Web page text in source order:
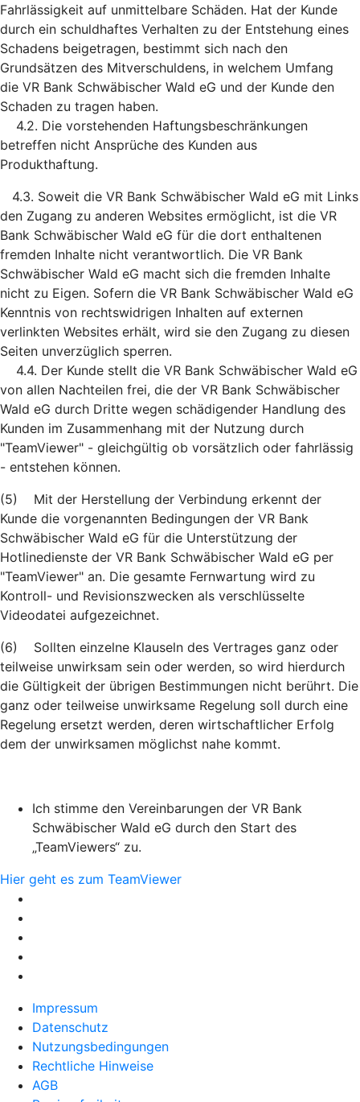
Fahrlässigkeit auf unmittelbare Schäden. Hat der Kunde
durch ein schuldhaftes Verhalten zu der Entstehung eines
Schadens beigetragen, bestimmt sich nach den
Grundsätzen des Mitverschuldens, in welchem Umfang
die VR Bank Schwäbischer Wald eG und der Kunde den
Schaden zu tragen haben.
4.2. Die vorstehenden Haftungsbeschränkungen
betreffen nicht Ansprüche des Kunden aus
Produkthaftung.
4.3. Soweit die VR Bank Schwäbischer Wald eG mit Links
den Zugang zu anderen Websites ermöglicht, ist die VR
Bank Schwäbischer Wald eG für die dort enthaltenen
fremden Inhalte nicht verantwortlich. Die VR Bank
Schwäbischer Wald eG macht sich die fremden Inhalte
nicht zu Eigen. Sofern die VR Bank Schwäbischer Wald eG
Kenntnis von rechtswidrigen Inhalten auf externen
verlinkten Websites erhält, wird sie den Zugang zu diesen
Seiten unverzüglich sperren.
4.4. Der Kunde stellt die VR Bank Schwäbischer Wald eG
von allen Nachteilen frei, die der VR Bank Schwäbischer
Wald eG durch Dritte wegen schädigender Handlung des
Kunden im Zusammenhang mit der Nutzung durch
"TeamViewer" - gleichgültig ob vorsätzlich oder fahrlässig
- entstehen können.
(5) Mit der Herstellung der Verbindung erkennt der
Kunde die vorgenannten Bedingungen der VR Bank
Schwäbischer Wald eG für die Unterstützung der
Hotlinedienste der VR Bank Schwäbischer Wald eG per
"TeamViewer" an. Die gesamte Fernwartung wird zu
Kontroll- und Revisionszwecken als verschlüsselte
Videodatei aufgezeichnet.
(6) Sollten einzelne Klauseln des Vertrages ganz oder
teilweise unwirksam sein oder werden, so wird hierdurch
die Gültigkeit der übrigen Bestimmungen nicht berührt. Die
ganz oder teilweise unwirksame Regelung soll durch eine
Regelung ersetzt werden, deren wirtschaftlicher Erfolg
dem der unwirksamen möglichst nahe kommt.
Ich stimme den Vereinbarungen der VR Bank
Schwäbischer Wald eG durch den Start des
„TeamViewers“ zu.
Hier geht es zum TeamViewer
Impressum
Datenschutz
Nutzungsbedingungen
Rechtliche Hinweise
AGB